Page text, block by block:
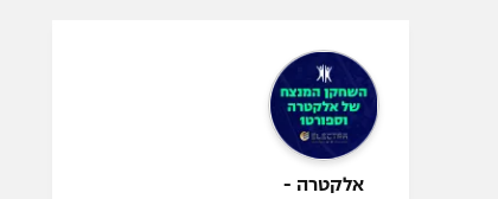
אלקטרה -